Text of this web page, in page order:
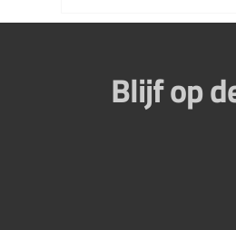
Blijf op